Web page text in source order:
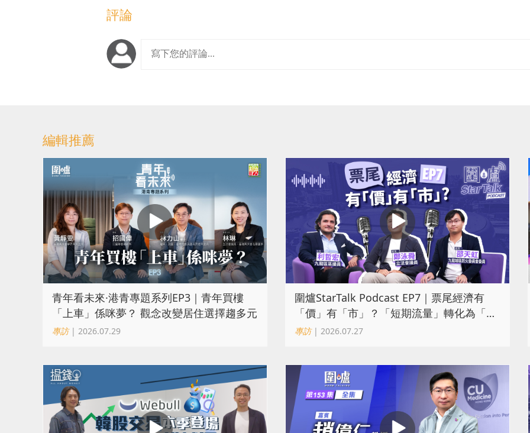
評論
編輯推薦
青年看未來·港青專題系列EP3｜青年買樓
「上車」係咪夢？ 觀念改變居住選擇趨多元
專訪| 2026.07.29
圍爐StarTalk Podcast EP7｜票尾經濟有
「價」有「市」？「短期流量」轉化為「經
濟留量」
專訪| 2026.07.27